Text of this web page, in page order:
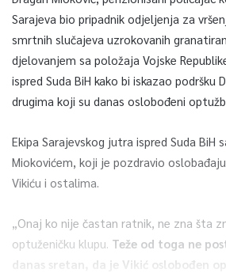
Sarajeva bio pripadnik odjeljenja za
smrtnih slučajeva uzrokovanih
djelovanjem sa položaja Vojske
ispred Suda BiH kako bi iskazao podršku
drugima koji su danas oslobođeni
Ekipa Sarajevskog jutra ispred Suda BiH
Miokovićem, koji je pozdravio
Vikiću i ostalima.
„Onaj ko nije častan ratnik, ne zna šta
optuženičku klupu. Teže od toga ne
danas sretan, da je Vikić oslobođen